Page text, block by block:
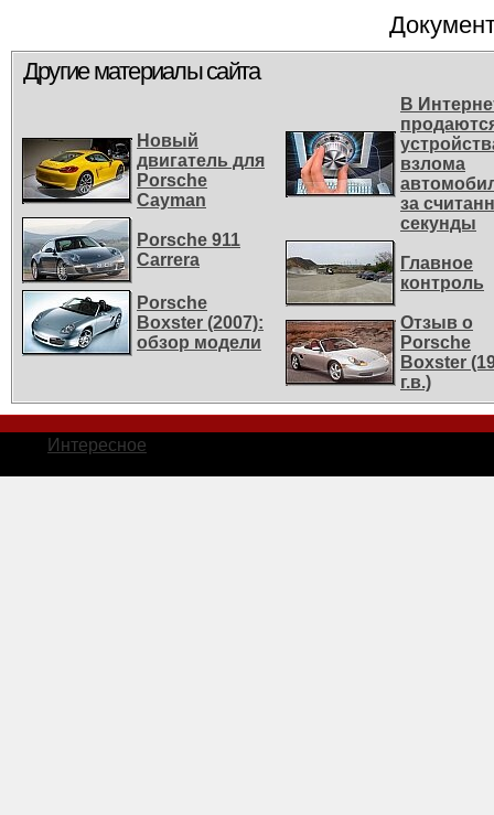
Другие материалы сайта
Новый
двигатель для
Porsche
Cayman
Porsche 911
Carrera
Porsche
Boxster (2007):
обзор модели
В
взлома
за
секунды
Главное
контроль
Отзыв о
Porsche
Boxster
г.в.)
Интересное